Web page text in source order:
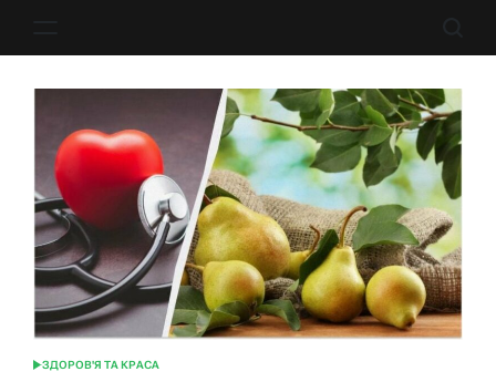
ОПУБЛІКУВАТИ
ЗДОРОВ'Я ТА КРАСА